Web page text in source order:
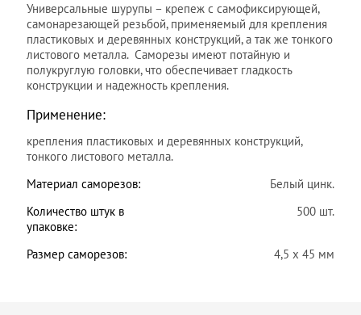
Универсальные шурупы – крепеж с самофиксирующей,
самонарезающей резьбой, применяемый для крепления
пластиковых и деревянных конструкций, а так же тонкого
листового металла. Саморезы имеют потайную и
полукруглую головки, что обеспечивает гладкость
конструкции и надежность крепления.
Применение:
крепления пластиковых и деревянных конструкций,
тонкого листового металла.
Материал саморезов:
Белый цинк.
Количество штук в
упаковке:
500 шт.
Размер саморезов: 4,5 х 45 мм